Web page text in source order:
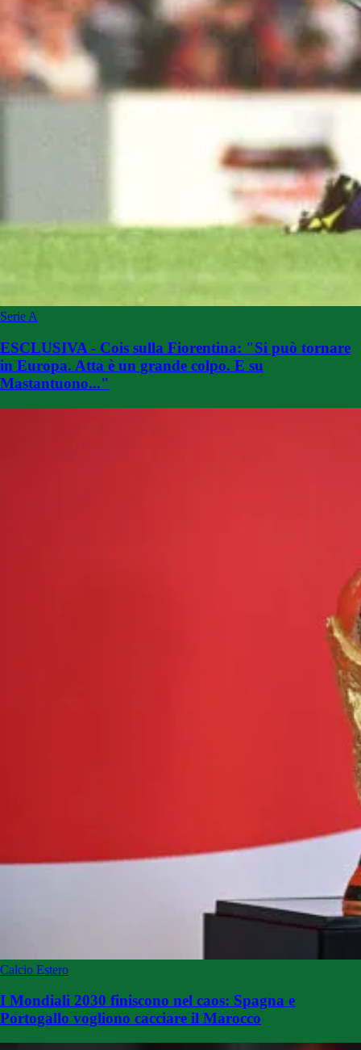
Serie A
ESCLUSIVA - Cois sulla Fiorentina: "Si può tornare
in Europa. Atta è un grande colpo. E su
Mastantuono..."
Calcio Estero
I Mondiali 2030 finiscono nel caos: Spagna e
Portogallo vogliono cacciare il Marocco